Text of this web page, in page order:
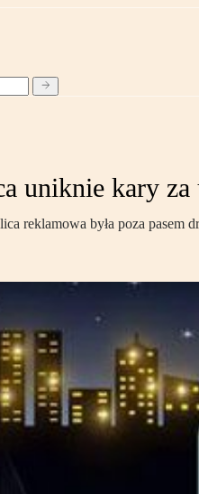
uniknie kary
reklamowa była poza